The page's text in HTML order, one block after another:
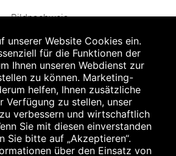
Bildnachweis
Mengen, solange der Vorrat reicht. Für Druck-
lesen Sie die Packungsbeilage und fragen
Arzneimitteltaxe Apothekenerstattungspreis
Preisempfehlung der Hersteller. Der
unserer Website Cookies ein.
für die Funktionen der
Ihnen unseren Webdienst zur
zu können. Marketing-
helfen, Ihnen zusätzliche
Verfügung zu stellen, unser
verbessern und wirtschaftlich
Sie mit diesen einverstanden
Sie bitte auf „Akzeptieren“.
über den Einsatz von